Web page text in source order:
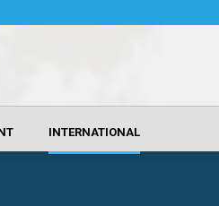
INTERNATIONAL